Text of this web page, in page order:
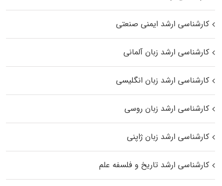
کارشناسی ارشد ایمنی صنعتی
کارشناسی ارشد زبان آلمانی
کارشناسی ارشد زبان انگلیسی
کارشناسی ارشد زبان روسی
کارشناسی ارشد زبان ژاپنی
کارشناسی ارشد تاریخ و فلسفه علم